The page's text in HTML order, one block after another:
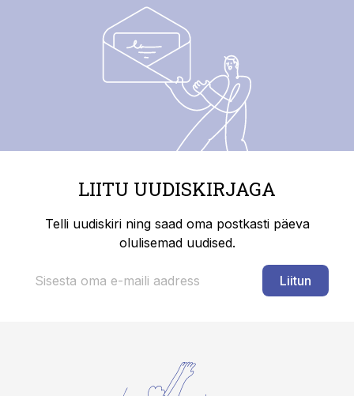
LIITU UUDISKIRJAGA
Telli uudiskiri ning saad oma postkasti päeva
olulisemad uudised.
Liitun